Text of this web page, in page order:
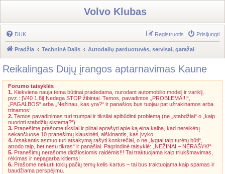
Volvo Klubas
DUK Prisijungti
Registruotis
Pradžia Techninė Dalis Autodalių parduotuvės, servisai, garažai
Reikalingas Dujų įrangos aptarnavimas Kaune
Forumo taisyklės
1. Kiekviena nauja tema būtinai pradedama, nurodant automobilio modelį ir variklį,
pvz.: [V40 1,8i] Nedega STOP žibintai. Temos, pavadintos „PROBLEMA!!!“,
„PAGALBOS“ arba „Nežinau, kas yra?“ ir panašios bus tuojau pat užrakinamos arba
trinamos!
2. Temos pavadinimas turi trumpai ir tiksliai apibūdinti problemą (ne „stabdžiai“ o „kaip
nuorinti stabdžių sistemą?“)
3. Pranešime prašome tiksliai ir pilnai aprašyti apie ką eina kalba, kad nereikėtų
sekančiuose 10 pranešimų klausinėti, aiškinantis, kas įvyko...
4.Atsakantis asmuo turi atsakymą rašyti konkrečiai, o ne „lygtai taip turėtų būti“,
atrodo taip, bet nesu tikras“ ir panašiai. Pagrindinė taisyklė: „NEŽINAI – NERAŠYK!“
5. Pranešimų nerašome didžiosiomis raidėmis!!! Tai traktuojama kaip triukšmavimas,
rėkimas ir nepagarba kitiems!
6. Prašome nekurti tokių pačių temų kelis kartus – tai bus traktuojama kaip spamas ir
baudžiama perspėjimu.